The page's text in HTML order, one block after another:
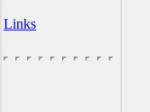
Links